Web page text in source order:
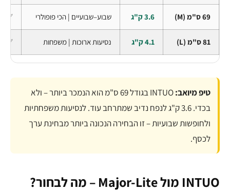
69 ס"מ (M) 3.6 ק"ג שבוע–שבועיים | הכי פופולרי ✅ כן
81 ס"מ (L) 4.1 ק"ג נסיעות ארוכות | משפחות ✅ כן
טיפ מיואב:
INTUO בגודל 69 ס"מ הוא הנמכר ביותר – ולא
בכדי. 3.6 ק"ג לנפח נדיב שמתרחב עוד. לנסיעות משפחתיות
ולחופשות שבועיות – זו הבחירה הנכונה ביותר מבחינת ערך
לכסף.
INTUO מול Major-Lite – מה לבחור?